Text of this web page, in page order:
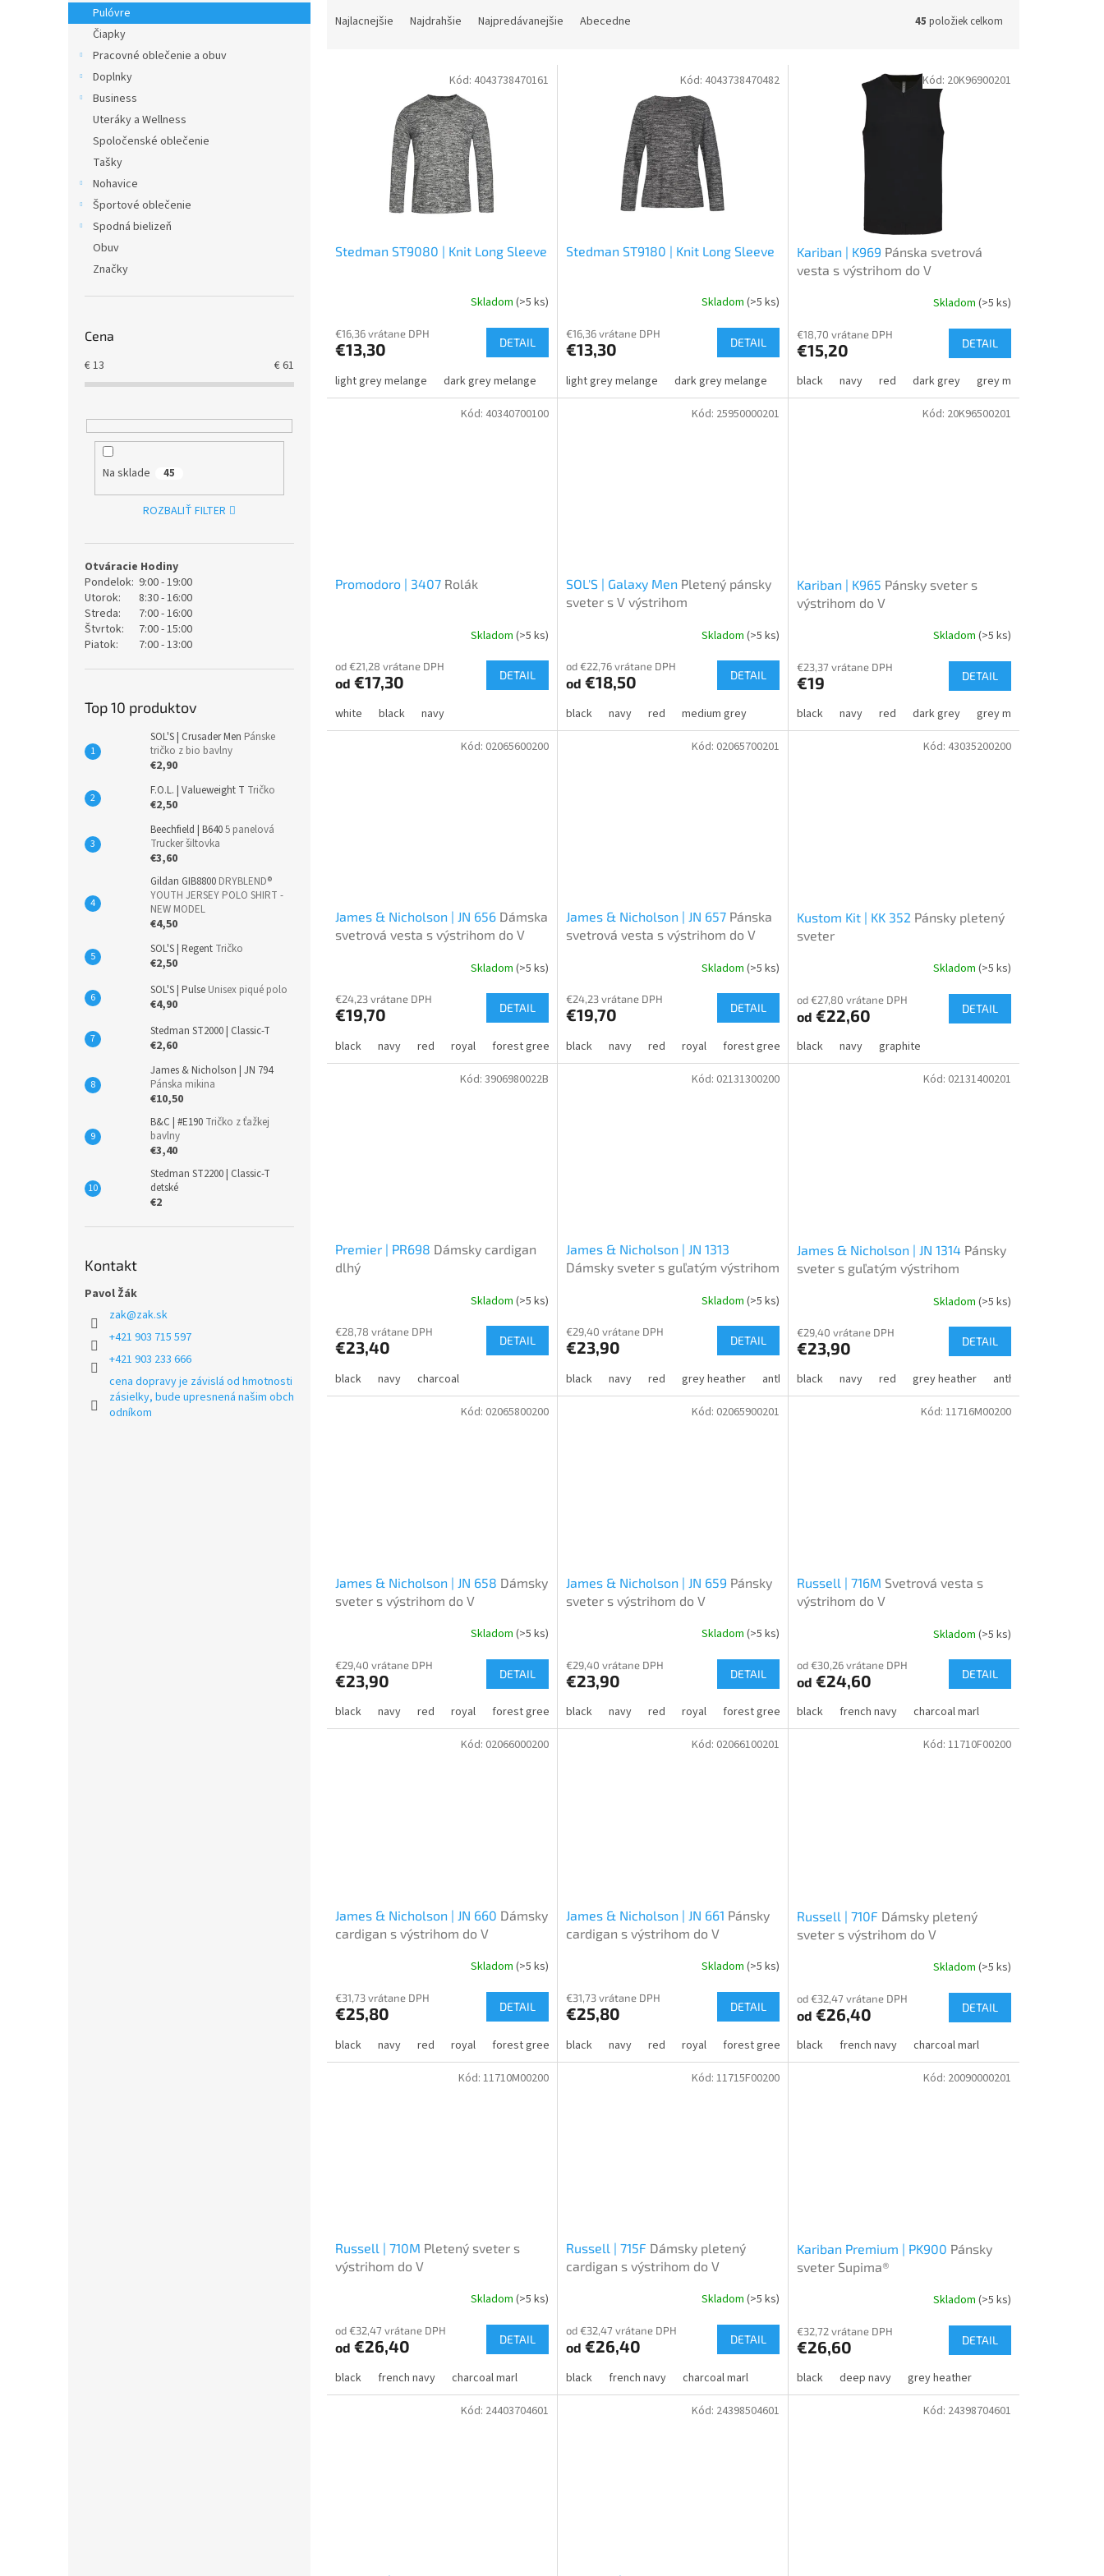
Pulóvre
Čiapky
Pracovné oblečenie a obuv
Doplnky
Business
Uteráky a Wellness
Spoločenské oblečenie
Tašky
Nohavice
Športové oblečenie
Spodná bielizeň
Obuv
Značky
Cena
€13 €61
Na sklade 45
ROZBALIŤ FILTER
Otváracie Hodiny
Pondelok: 9:00 - 19:00
Utorok:
8:30 - 16:00
Streda:
7:00 - 16:00
Štvrtok:
7:00 - 15:00
Piatok:
7:00 - 13:00
Top 10 produktov
SOL'S | Crusader Men Pánske
tričko z bio bavlny
€2,90
F.O.L. | Valueweight T Tričko
€2,50
Beechfield | B6405 panelová
Trucker šiltovka
€3,60
Gildan GIB8800 DRYBLEND®
YOUTH JERSEY POLO SHIRT -
NEW MODEL
€4,50
SOL'S | Regent Tričko
€2,50
SOL'S | Pulse Unisex piqué polo
€4,90
Stedman ST2000 | Classic-T
€2,60
James & Nicholson | JN 794
Pánska mikina
€10,50
B&C | #E190 Tričko z ťažkej
bavlny
€3,40
Stedman ST2200 | Classic-T
detské
€2
Kontakt
Pavol Žák
zak@zak.sk
+421 903 715 597
+421 903 233 666
cena dopravy je závislá od hmotnosti
zásielky, bude upresnená našim obch
odníkom
Najlacnejšie Najdrahšie Najpredávanejšie Abecedne 45 položiek celkom
Stedman ST9080 | Knit Long Sleeve
Skladom (>5 ks)
€16,36 vrátane DPH
€13,30 DETAIL
light grey melange dark grey melange marina blue melange
Kód: 4043738470161
Stedman ST9180 | Knit Long Sleeve
Skladom (>5 ks)
€16,36 vrátane DPH
€13,30 DETAIL
light grey melange dark grey melange marina blue melange
Kód: 4043738470482
Kariban | K969 Pánska svetrová
vesta s výstrihom do V
Skladom (>5 ks)
€18,70 vrátane DPH
€15,20 DETAIL
black navy red dark grey grey melange
Kód: 20K96900201
Promodoro | 3407 Rolák
Skladom (>5 ks)
od €21,28 vrátane DPH
od €17,30 DETAIL
white black navy
Kód: 40340700100
SOL'S | Galaxy Men Pletený pánsky
sveter s V výstrihom
Skladom (>5 ks)
od €22,76 vrátane DPH
od €18,50 DETAIL
black navy red medium grey
Kód: 25950000201
Kariban | K965 Pánsky sveter s
výstrihom do V
Skladom (>5 ks)
€23,37 vrátane DPH
€19 DETAIL
black navy red dark grey grey melange
Kód: 20K96500201
James & Nicholson | JN 656 Dámska
svetrová vesta s výstrihom do V
Skladom (>5 ks)
€24,23 vrátane DPH
€19,70 DETAIL
black navy red royal forest green bordeaux grey heather anthracite melange camel glacier blue
Kód: 02065600200
James & Nicholson | JN 657 Pánska
svetrová vesta s výstrihom do V
Skladom (>5 ks)
€24,23 vrátane DPH
€19,70 DETAIL
black navy red royal forest green bordeaux grey heather
Kód: 02065700201
Kustom Kit | KK 352 Pánsky pletený
sveter
Skladom (>5 ks)
od €27,80 vrátane DPH
od €22,60 DETAIL
black navy graphite
Kód: 43035200200
Premier | PR698 Dámsky cardigan
dlhý
Skladom (>5 ks)
€28,78 vrátane DPH
€23,40 DETAIL
black navy charcoal
Kód: 3906980022B
James & Nicholson | JN 1313
Dámsky sveter s guľatým výstrihom
Skladom (>5 ks)
€29,40 vrátane DPH
€23,90 DETAIL
black navy red grey heather anthracite melange camel
Kód: 02131300200
James & Nicholson | JN 1314 Pánsky
sveter s guľatým výstrihom
Skladom (>5 ks)
€29,40 vrátane DPH
€23,90 DETAIL
black navy red grey heather anthracite melange
Kód: 02131400201
James & Nicholson | JN 658 Dámsky
sveter s výstrihom do V
Skladom (>5 ks)
€29,40 vrátane DPH
€23,90 DETAIL
black navy red royal forest green bordeaux grey heather anthracite melange camel glacier blue
Kód: 02065800200
James & Nicholson | JN 659 Pánsky
sveter s výstrihom do V
Skladom (>5 ks)
€29,40 vrátane DPH
€23,90 DETAIL
black navy red royal forest green bordeaux grey heather anthracite melange
Kód: 02065900201
Russell | 716M Svetrová vesta s
výstrihom do V
Skladom (>5 ks)
od €30,26 vrátane DPH
od €24,60 DETAIL
black french navy charcoal marl
Kód: 11716M00200
James & Nicholson | JN 660 Dámsky
cardigan s výstrihom do V
Skladom (>5 ks)
€31,73 vrátane DPH
€25,80 DETAIL
black navy red royal forest green bordeaux grey heather anthracite melange camel glacier blue
Kód: 02066000200
James & Nicholson | JN 661 Pánsky
cardigan s výstrihom do V
Skladom (>5 ks)
€31,73 vrátane DPH
€25,80 DETAIL
black navy red royal forest green bordeaux grey heather anthracite melange
Kód: 02066100201
Russell | 710F Dámsky pletený
sveter s výstrihom do V
Skladom (>5 ks)
od €32,47 vrátane DPH
od €26,40 DETAIL
black french navy charcoal marl
Kód: 11710F00200
Russell | 710M Pletený sveter s
výstrihom do V
Skladom (>5 ks)
od €32,47 vrátane DPH
od €26,40 DETAIL
black french navy charcoal marl
Kód: 11710M00200
Russell | 715F Dámsky pletený
cardigan s výstrihom do V
Skladom (>5 ks)
od €32,47 vrátane DPH
od €26,40 DETAIL
black french navy charcoal marl
Kód: 11715F00200
Kariban Premium | PK900 Pánsky
sveter Supima®
Skladom (>5 ks)
€32,72 vrátane DPH
€26,60 DETAIL
black deep navy grey heather
Kód: 20090000201
Kód: 24403704601 Kód: 24398504601 Kód: 24398704601